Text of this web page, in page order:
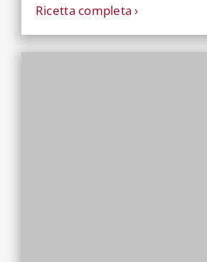
Ricetta completa ›